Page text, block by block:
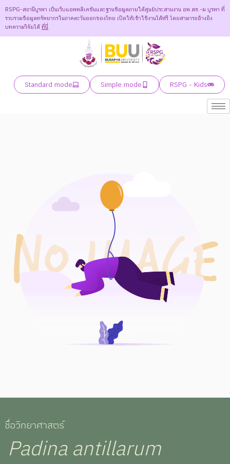
RSPG-สถานีบูรพา เป็นเว็บแอพพลิเคชันและฐานข้อมูลภายใต้ศูนย์ประสานงาน อพ.สธ.-ม.บูรพา ที่
รวบรวมข้อมูลทรัพยากรในภาคตะวันออกของไทย เปิดให้เข้าใช้งานได้ฟรี โดยสามารถอ้างอิง
บทความวิจัยได้ ที่นี่
Standard mode Simple mode RSPG - Kids
ชื่อวิทยาศาสตร์
Padina antillarum